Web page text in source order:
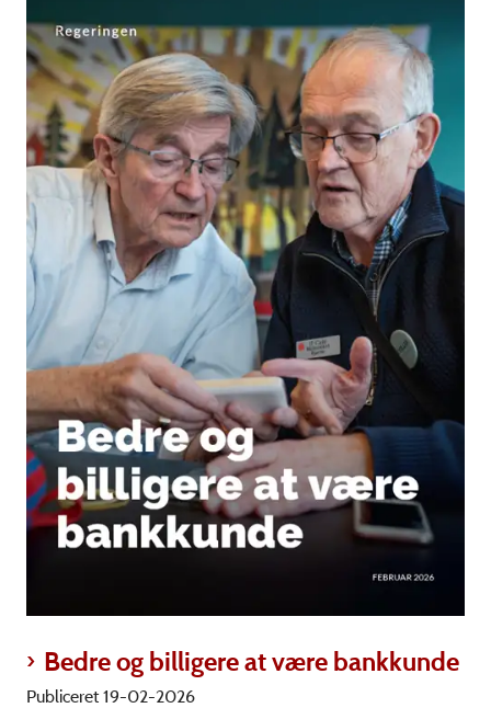
Bedre og billigere at være bankkunde
Publiceret 19-02-2026